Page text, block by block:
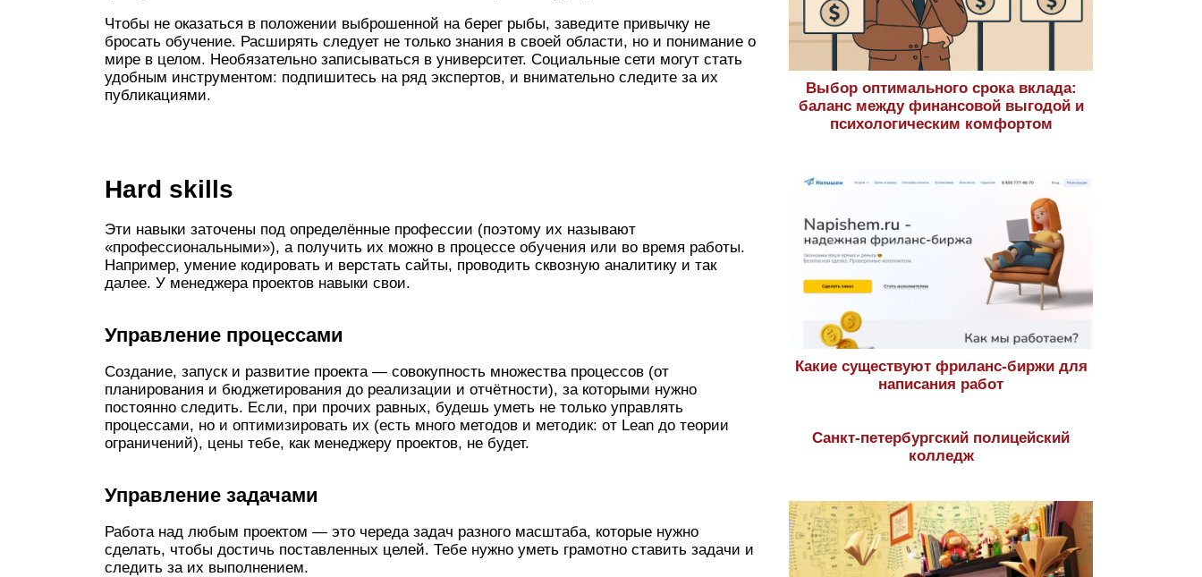
Чтобы не оказаться в положении выброшенной на берег рыбы, заведите привычку не
бросать обучение. Расширять следует не только знания в своей области, но и понимание о
мире в целом. Необязательно записываться в университет. Социальные сети могут стать
удобным инструментом: подпишитесь на ряд экспертов, и внимательно следите за их
публикациями.
Hard skills
Эти навыки заточены под определённые профессии (поэтому их называют
«профессиональными»), а получить их можно в процессе обучения или во время работы.
Например, умение кодировать и верстать сайты, проводить сквозную аналитику и так
далее. У менеджера проектов навыки свои.
Управление процессами
Создание, запуск и развитие проекта — совокупность множества процессов (от
планирования и бюджетирования до реализации и отчётности), за которыми нужно
постоянно следить. Если, при прочих равных, будешь уметь не только управлять
процессами, но и оптимизировать их (есть много методов и методик: от Lean до теории
ограничений), цены тебе, как менеджеру проектов, не будет.
Управление задачами
Работа над любым проектом — это череда задач разного масштаба, которые нужно
сделать, чтобы достичь поставленных целей. Тебе нужно уметь грамотно ставить задачи и
следить за их выполнением.
Выбор оптимального срока вклада:
баланс между финансовой выгодой и
психологическим комфортом
Какие существуют фриланс-биржи для
написания работ
Санкт-петербургский полицейский
колледж